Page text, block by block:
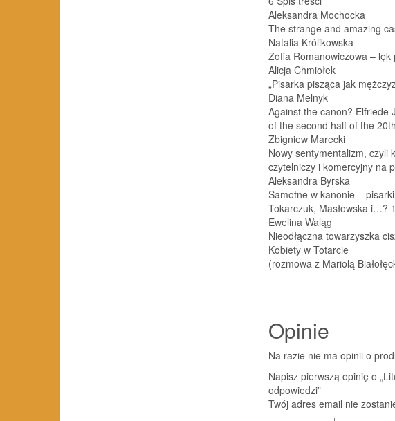
Aleksandra Mochocka
The strange and amazing
Natalia Królikowska
Zofia Romanowiczowa –
Alicja Chmiołek
„Pisarka pisząca jak
Diana Melnyk
Against the canon? Elfriede
of the second half of the
Zbigniew Marecki
Nowy sentymentalizm, czyli
czytelniczy i komercyjny na
Aleksandra Byrska
Samotne w kanonie –
Tokarczuk, Masłowska i…?
Ewelina Waląg
Nieodłączna towarzyszka
Kobiety w Totarcie
(rozmowa z Mariolą
Opinie
Na razie nie ma opinii o
Napisz pierwszą opinię o
odpowiedzi”
Twój adres email nie